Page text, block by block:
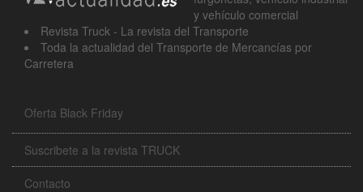
y vehículo comercial
Revista Truck - La revista del Transporte
Toda la actualidad del Transporte de Mercancías por
Carretera
Oferta Black Friday
Suscribete a la revista TRUCK
Contacto